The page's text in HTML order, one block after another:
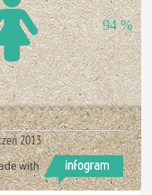
94 %
2013
with